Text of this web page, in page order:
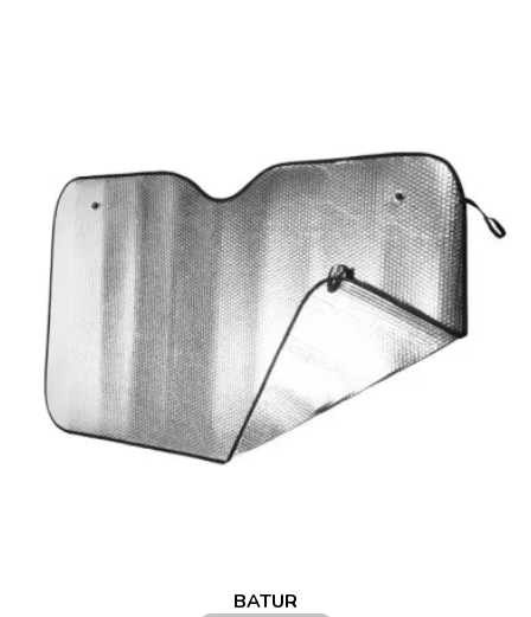
BATUR